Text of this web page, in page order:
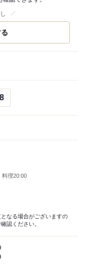
料理20:00
なる場合がございますの
認ください。